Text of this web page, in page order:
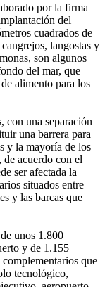
por la firma
del
cuadrados de
langostas y
son algunos
del mar, que
alimento para los
con una separación
una barrera para
y la mayoría de los
acuerdo con el
ser afectada la
situados entre
y las barcas que
unos 1.800
y de 1.155
que
tecnológico,